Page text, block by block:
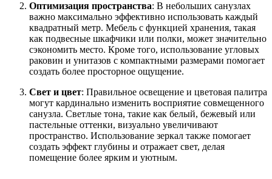
Оптимизация пространства: В небольших санузлах
важно максимально эффективно использовать каждый
квадратный метр. Мебель с функцией хранения, такая
как подвесные шкафчики или полки, может значительно
сэкономить место. Кроме того, использование угловых
раковин и унитазов с компактными размерами помогает
создать более просторное ощущение.
Свет и цвет: Правильное освещение и цветовая палитра
могут кардинально изменить восприятие совмещенного
санузла. Светлые тона, такие как белый, бежевый или
пастельные оттенки, визуально увеличивают
пространство. Использование зеркал также помогает
создать эффект глубины и отражает свет, делая
помещение более ярким и уютным.